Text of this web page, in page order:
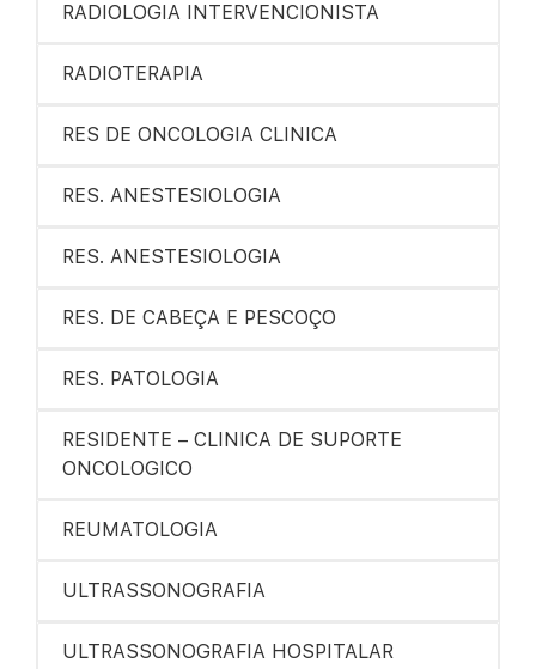
RADIOLOGIA INTERVENCIONISTA
RADIOTERAPIA
RES DE ONCOLOGIA CLINICA
RES. ANESTESIOLOGIA
RES. ANESTESIOLOGIA
RES. DE CABEÇA E PESCOÇO
RES. PATOLOGIA
RESIDENTE – CLINICA DE SUPORTE
ONCOLOGICO
REUMATOLOGIA
ULTRASSONOGRAFIA
ULTRASSONOGRAFIA HOSPITALAR